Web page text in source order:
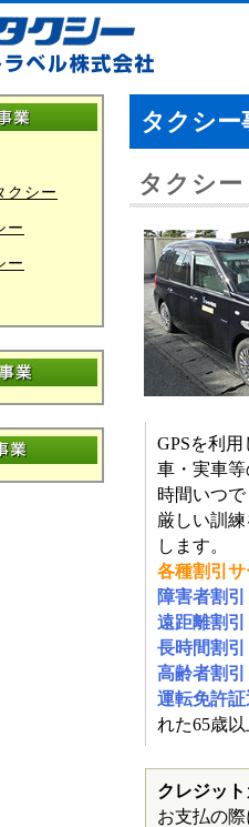
タクシー
タクシー
GPSを利
車・実車
時間いつ
厳しい訓
します。
各種割引
障害者割引
遠距離割引
長時間割引
高齢者割引
運転免許
れた65歳
クレジッ
お支払の
クシー
ー
ー